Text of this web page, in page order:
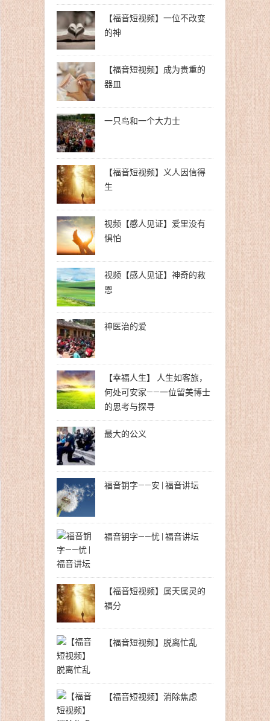
【福音短视频】一位不改变
的神
【福音短视频】成为贵重的
器皿
一只鸟和一个大力士
【福音短视频】义人因信得
生
视频【感人见证】爱里没有
惧怕
视频【感人见证】神奇的救
恩
神医治的爱
【幸福人生】 人生如客旅，
何处可安家——一位留美博士
的思考与探寻
最大的公义
福音钥字——安 | 福音讲坛
福音钥字——忧 | 福音讲坛
【福音短视频】属天属灵的
福分
【福音短视频】脱离忙乱
【福音短视频】消除焦虑